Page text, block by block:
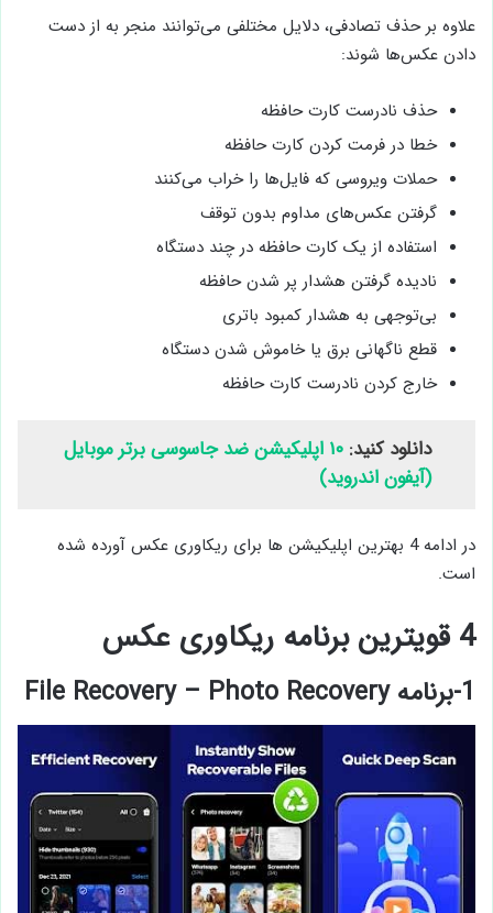
علاوه بر حذف تصادفی، دلایل مختلفی می‌توانند منجر به از دست
دادن عکس‌ها شوند:
حذف نادرست کارت حافظه
خطا در فرمت کردن کارت حافظه
حملات ویروسی که فایل‌ها را خراب می‌کنند
گرفتن عکس‌های مداوم بدون توقف
استفاده از یک کارت حافظه در چند دستگاه
نادیده گرفتن هشدار پر شدن حافظه
بی‌توجهی به هشدار کمبود باتری
قطع ناگهانی برق یا خاموش شدن دستگاه
خارج کردن نادرست کارت حافظه
دانلود کنید:
۱۰ اپلیکیشن ضد جاسوسی برتر موبایل
(آیفون اندروید)
در ادامه 4 بهترین اپلیکیشن ها برای ریکاوری عکس آورده شده
است.
4 قویترین برنامه ریکاوری عکس
1-برنامه File Recovery – Photo Recovery